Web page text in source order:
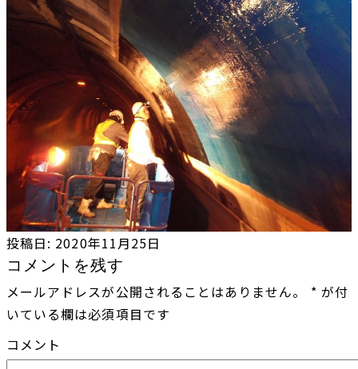
投稿日: 2020年11月25日
コメントを残す
メールアドレスが公開されることはありません。 * が付
いている欄は必須項目です
コメント